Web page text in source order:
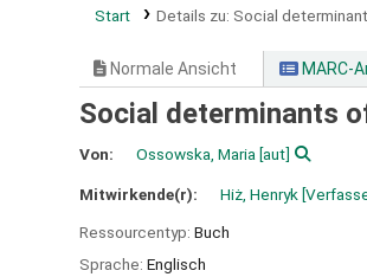
Start Details zu: Social
Normale Ansicht MARC-
Social determinants
Von: Ossowska, Maria [aut]
Mitwirkende(r): Hiż, Henryk
Ressourcentyp: Buch
Sprache: Englisch